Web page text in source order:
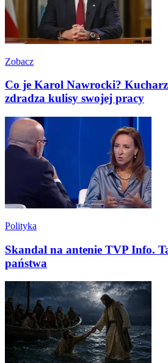
Zobacz
Co je Karol Nawrocki?
zdradza kulisy swojej pracy
Polityka
Skandal na antenie TVP Info.
państwa